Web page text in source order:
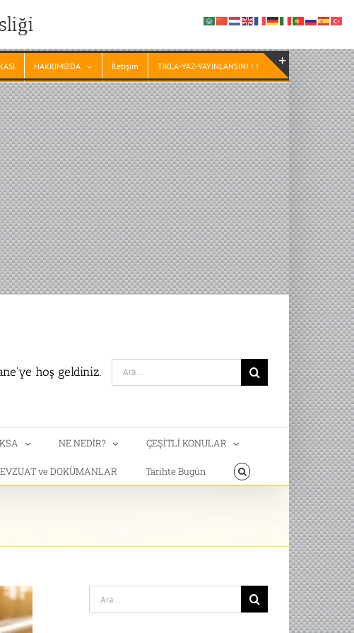
HAKKIMIZDA İletişim TIKLA-YAZ-YAYINLANSIN! ! !
hoş geldiniz.
Search
for:
NE NEDİR? ÇEŞİTLİ KONULAR
ve DOKÜMANLAR Tarihte Bugün
Search
for:
Toggle
Sliding
Bar
Area